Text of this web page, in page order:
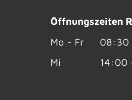
Öffnungszeiten
Mo - Fr
08:30
Mi
14:00